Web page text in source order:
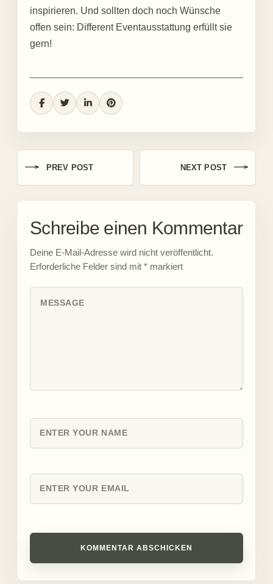
inspirieren. Und sollten doch noch Wünsche
offen sein: Different Eventausstattung erfüllt sie
gern!
PREV POST NEXT POST
Schreibe einen Kommentar
Deine E-Mail-Adresse wird nicht veröffentlicht.
Erforderliche Felder sind mit * markiert
KOMMENTAR ABSCHICKEN